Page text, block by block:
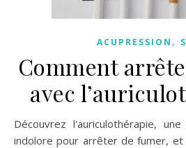
ACUPRESSION ,
Comment
avec
Découvrez l'auriculothérapie, une méthode naturelle et
indolore pour arrêter de fumer,